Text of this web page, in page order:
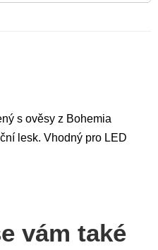
s ověsy z Bohemia
lesk. Vhodný pro LED
vám také